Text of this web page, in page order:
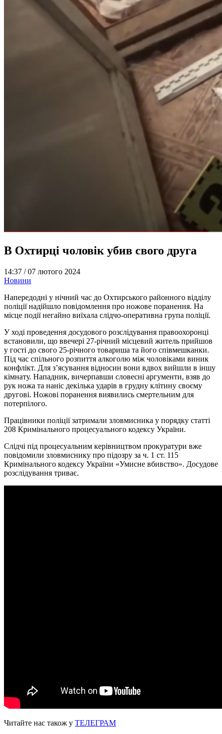
В Охтирці чоловік убив свого друга
14:37 /07 лютого 2024
Новини
Напередодні у нічний час до Охтирського районного відділу
поліції надійшло повідомлення про ножове поранення. На
місце події негайно виїхала слідчо-оперативна група поліції.
У ході проведення досудового розслідування правоохоронці
встановили, що ввечері 27-річний місцевий житель прийшов
у гості до свого 25-річного товариша та його співмешканки.
Під час спільного розпиття алкоголю між чоловіками виник
конфлікт. Для з’ясування відносин вони вдвох вийшли в іншу
кімнату. Нападник, вичерпавши словесні аргументи, взяв до
рук ножа та наніс декілька ударів в грудну клітину своєму
другові. Ножові поранення виявились смертельним для
потерпілого.
Працівники поліції затримали зловмисника у порядку статті
208 Кримінального процесуального кодексу України.
Слідчі під процесуальним керівництвом прокуратури вже
повідомили зловмиснику про підозру за ч. 1 ст. 115
Кримінального кодексу України «Умисне вбивство». Досудове
розслідування триває.
Читайте нас також у ТЕЛЕГРАМ